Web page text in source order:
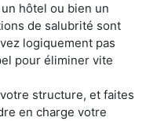
hôtel ou bien un
de salubrité sont
logiquement pas
pour éliminer vite
structure, et faites
en charge votre